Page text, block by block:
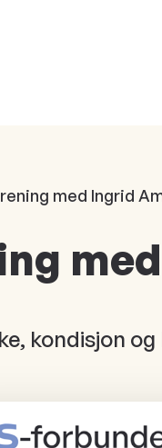
med Ingrid
kondisjon